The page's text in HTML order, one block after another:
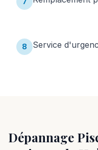
8 Service
Dépannage